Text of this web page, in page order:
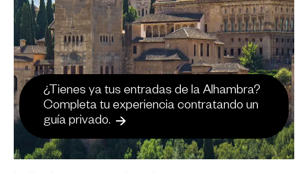
¿Tienes ya tus entradas de la Alhambra?
Completa tu experiencia contratando un
guía privado.